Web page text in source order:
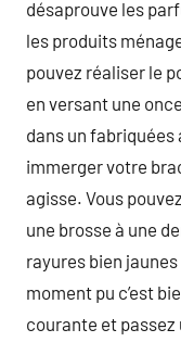
désaprouve les
les produits
pouvez réaliser le
en versant une
dans un fabriquées
immerger votre
agisse. Vous
une brosse à une
rayures bien
moment pu c’est
courante et passez